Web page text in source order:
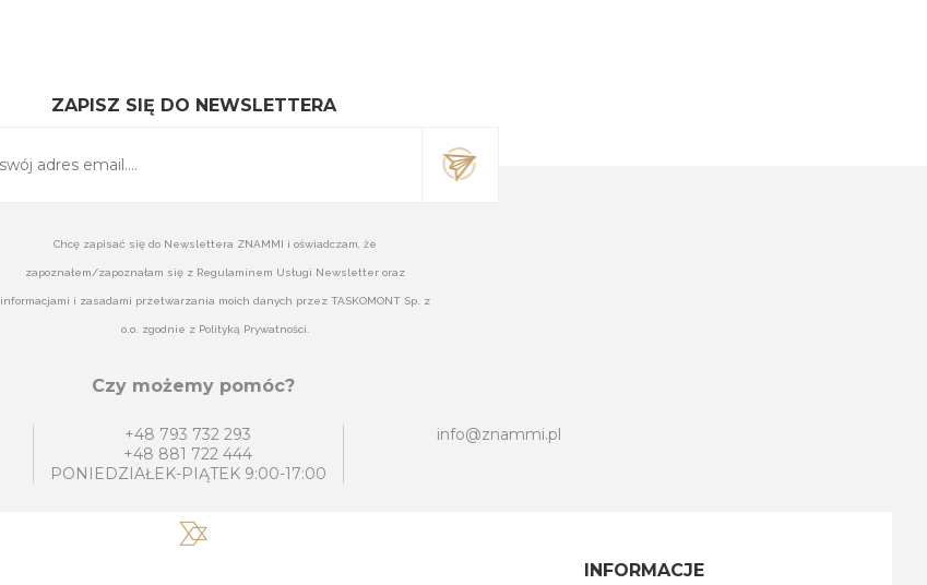
ZAPISZ SIĘ DO NEWSLETTERA
Chcę zapisać się do Newslettera ZNAMMI i oświadczam, że
zapoznałem/zapoznałam się z Regulaminem Usługi Newsletter oraz
informacjami i zasadami przetwarzania moich danych przez TASKOMONT Sp. z
o.o. zgodnie z Polityką Prywatności.
Czy możemy pomóc?
+48 793 732 293
+48 881 722 444
PONIEDZIAŁEK-PIĄTEK 9:00-17:00
info@znammi.pl
INFORMACJE